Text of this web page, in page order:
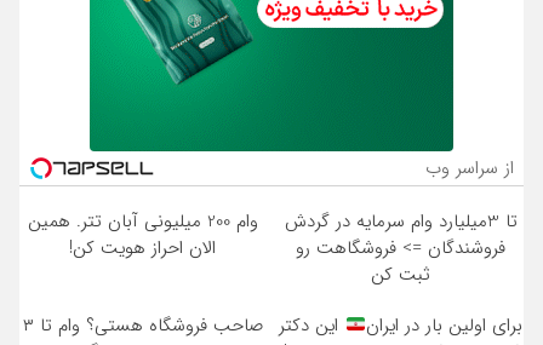
از سراسر وب
تا 3میلیارد وام سرمایه در گردش
فروشندگان => فروشگاهت رو
ثبت کن
وام 200 میلیونی آبان تتر. همین
الان احراز هویت کن!
برای اولین بار در ایران
این دکتر
صاحب فروشگاه هستی؟ وام تا ۳